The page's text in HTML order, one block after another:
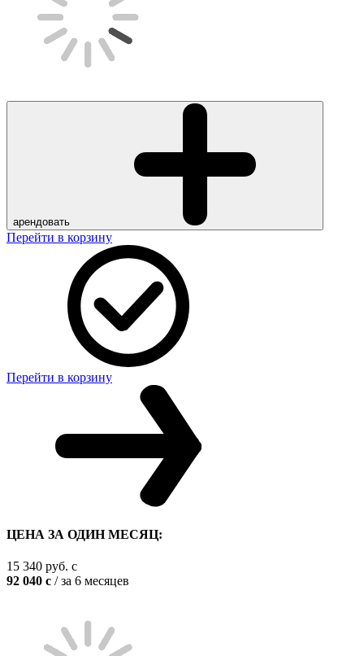
арендовать
Перейти в корзину
Перейти в корзину
ЦЕНА ЗА ОДИН МЕСЯЦ:
15 340 руб. c
92 040 c / за 6 месяцев